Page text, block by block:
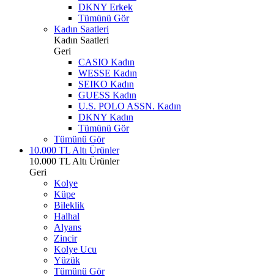
DKNY Erkek
Tümünü Gör
Kadın Saatleri
Kadın Saatleri
Geri
CASIO Kadın
WESSE Kadın
SEIKO Kadın
GUESS Kadın
U.S. POLO ASSN. Kadın
DKNY Kadın
Tümünü Gör
Tümünü Gör
10.000 TL Altı Ürünler
10.000 TL Altı Ürünler
Geri
Kolye
Küpe
Bileklik
Halhal
Alyans
Zincir
Kolye Ucu
Yüzük
Tümünü Gör